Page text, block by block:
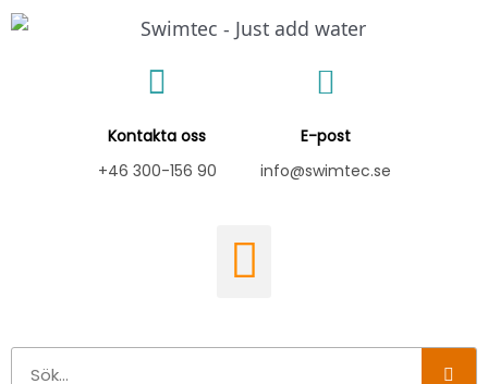
Hoppa
Kontakta oss
+46 300-156 90
E-post
info@swimtec.se